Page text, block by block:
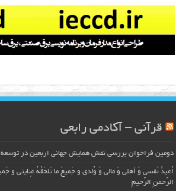
قرآنی – آکادمی رابعی
دومین فراخوان بررسی نقش همایش جهانی اربعین در توسعه
اُعیذُ نَفسی وَ أهلی وَ مالی وَ وُلدی و جَمیعَ ما تَلحَقُهُ عِنایتی و
الرَّحمنِ الرَّحیمِ